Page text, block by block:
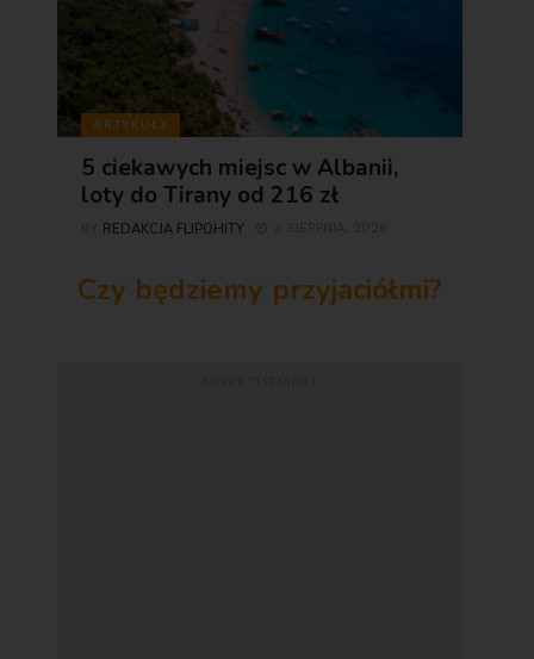
ARTYKUŁY
5 ciekawych miejsc w Albanii,
loty do Tirany od 216 zł
REDAKCJA FLIPOHITY
Czy będziemy przyjaciółmi?